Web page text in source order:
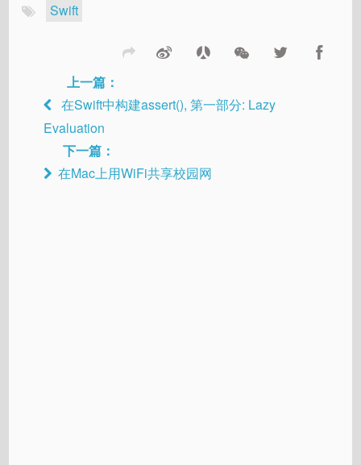
Swift
上一篇：
在Swift中构建assert(), 第一部分: Lazy
Evaluation
下一篇：
在Mac上用WiFi共享校园网